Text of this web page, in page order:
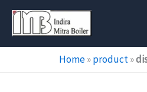
Skip
content
Home»product»